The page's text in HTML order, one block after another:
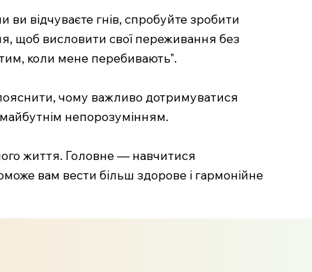
відчуваєте гнів, спробуйте зробити
щоб висловити свої переживання без
коли мене перебивають".
чому важливо дотримуватися
непорозумінням.
життя. Головне — навчитися
вам вести більш здорове і гармонійне